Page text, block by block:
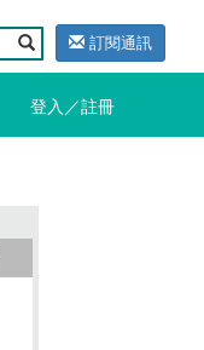
訂閱通訊
登入／註冊